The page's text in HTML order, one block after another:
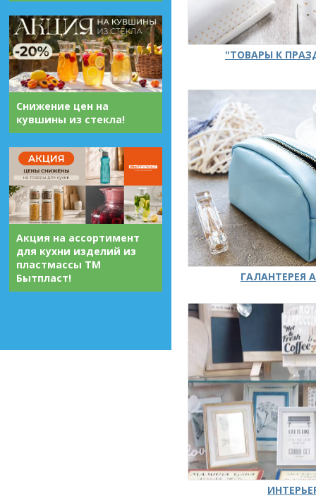
Снижение цен на
кувшины из стекла!
Акция на ассортимент
для кухни изделий из
пластмассы ТМ
Бытпласт!
"ТОВАРЫ К
ГАЛАНТЕРЕЯ